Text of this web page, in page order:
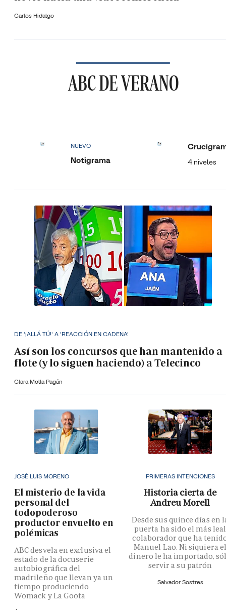
Carlos Hidalgo
ABC DE VERANO
NUEVO
Notigrama 4 niveles
DE '¡ALLÁ TÚ!' A 'REACCIÓN EN CADENA'
Así son los concursos que han mantenido a
flote (y lo siguen haciendo) a Telecinco
Clara Molla Pagán
JOSÉ LUIS MORENO
El misterio de la vida
personal del
todopoderoso
productor envuelto en
polémicas
ABC desvela en exclusiva el
estado de la docuserie
autobiográfica del
madrileño que llevan ya un
tiempo produciendo
Womack y La Goota
PRIMERAS INTENCIONES
Historia cierta de
Andreu Morell
Desde sus quince días en
puerta ha sido el más leal
colaborador que ha
Manuel Lao. Ni siquiera
dinero le ha importado,
servir a su patrón
Salvador Sostres